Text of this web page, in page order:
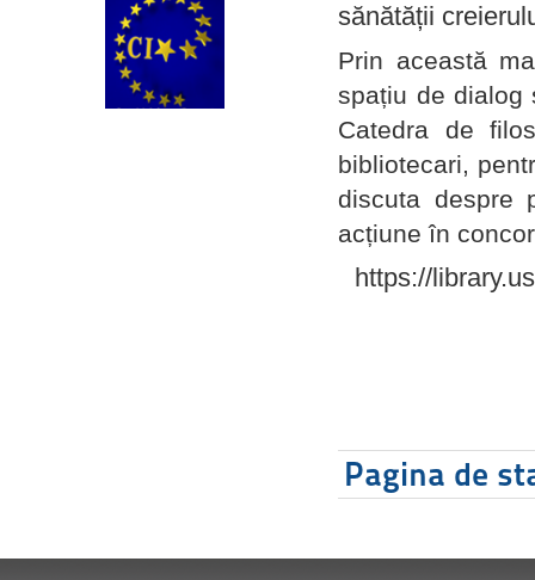
sănătății
Prin această
spațiu de dialog
Catedra de
bibliotecari,
discuta despre
acțiune în
https://
Pagina de